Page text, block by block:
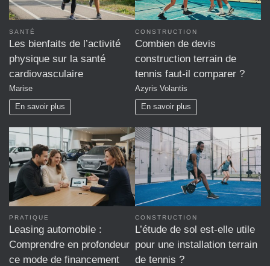
SANTÉ
Les bienfaits de l’activité
physique sur la santé
cardiovasculaire
Marise
En savoir plus
CONSTRUCTION
Combien de devis
construction terrain de
tennis faut-il comparer ?
Azyris Volantis
En savoir plus
PRATIQUE
Leasing automobile :
Comprendre en profondeur
ce mode de financement
CONSTRUCTION
L’étude de sol est-elle utile
pour une installation terrain
de tennis ?